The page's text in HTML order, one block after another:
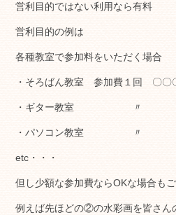
営利目的ではない利用なら有料
営利目的の例は
各種教室で参加料をいただく場合
・そろばん教室 参加費１回 〇〇
・ギター教室 〃
・パソコン教室 〃
etc・・・
但し少額な参加費ならOKな場合もご
例えば先ほどの②の水彩画を皆さん